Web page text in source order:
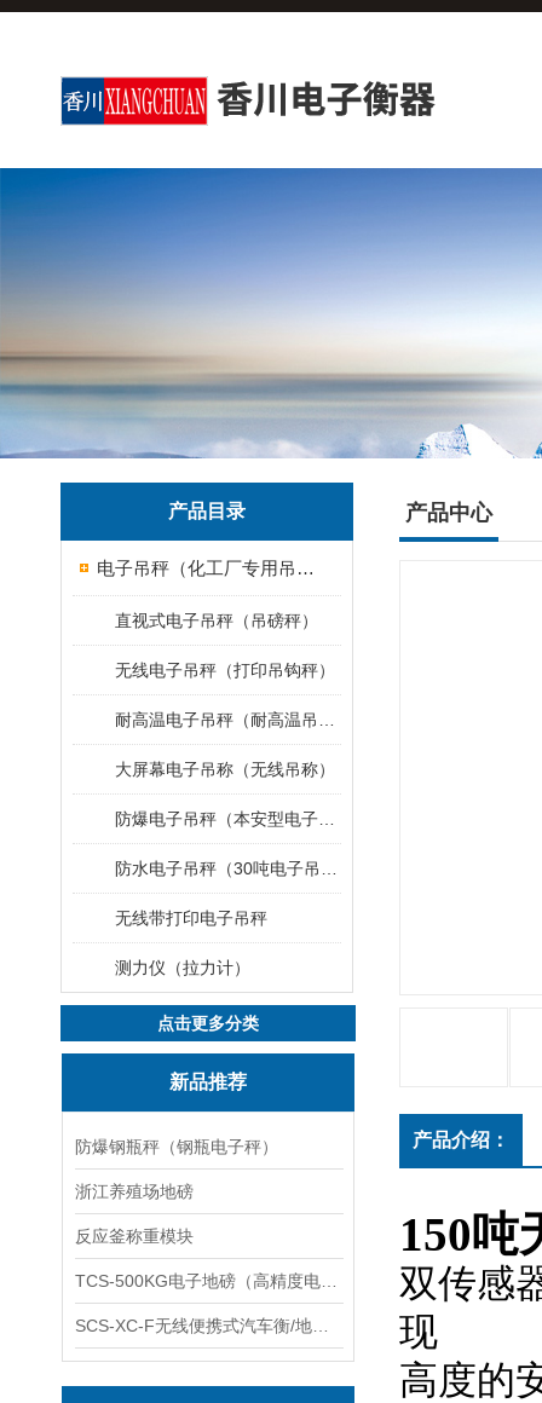
产品目录
电子吊秤（化工厂专用吊秤）
直视式电子吊秤（吊磅秤）
无线电子吊秤（打印吊钩秤）
大屏幕电子吊称（无线吊称）
无线带打印电子吊秤
测力仪（拉力计）
点击更多分类
新品推荐
防爆钢瓶秤（钢瓶电子秤）
浙江养殖场地磅
反应釜称重模块
产品中心
产品介绍：
150吨
双传感
现
高度的